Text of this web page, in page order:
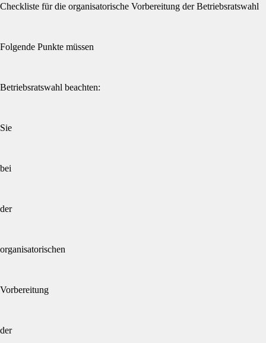
Checkliste für die organisatorische Vorbereitung der Betriebsratswahl
Folgende Punkte müssen
Betriebsratswahl beachten:
Sie
bei
der
organisatorischen
Vorbereitung
der